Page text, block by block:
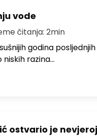
vode
čitanja: 2min
godina
razina…
ostvario je